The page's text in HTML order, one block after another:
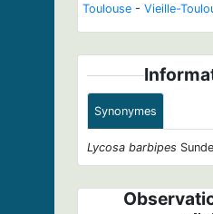
Toulouse - Vieille-
Synonymes
Lycosa barbipes